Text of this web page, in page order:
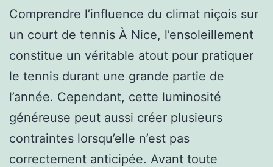
Comprendre l’influence du climat niçois sur
un court de tennis À Nice, l’ensoleillement
constitue un véritable atout pour pratiquer
le tennis durant une grande partie de
l’année. Cependant, cette luminosité
généreuse peut aussi créer plusieurs
contraintes lorsqu’elle n’est pas
correctement anticipée. Avant toute